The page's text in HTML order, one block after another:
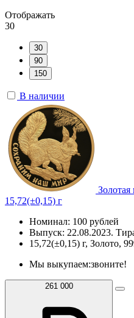
Отображать
30
30
90
150
В наличии
15,72(±0,15) г
Номинал: 100 рублей
Выпуск: 22.08.2023.
15,72(±0,15) г, Золото,
Мы выкупаем:звоните!
261 000